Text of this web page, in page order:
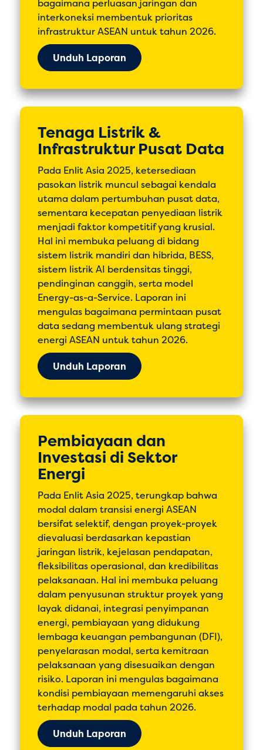
bagaimana perluasan jaringan dan
interkoneksi membentuk prioritas
infrastruktur ASEAN untuk tahun 2026.
Unduh Laporan
Tenaga Listrik &
Infrastruktur Pusat Data
Pada Enlit Asia 2025, ketersediaan
pasokan listrik muncul sebagai kendala
utama dalam pertumbuhan pusat data,
sementara kecepatan penyediaan listrik
menjadi faktor kompetitif yang krusial.
Hal ini membuka peluang di bidang
sistem listrik mandiri dan hibrida, BESS,
sistem listrik AI berdensitas tinggi,
pendinginan canggih, serta model
Energy-as-a-Service. Laporan ini
mengulas bagaimana permintaan pusat
data sedang membentuk ulang strategi
energi ASEAN untuk tahun 2026.
Unduh Laporan
Pembiayaan dan
Investasi di Sektor
Energi
Pada Enlit Asia 2025, terungkap bahwa
modal dalam transisi energi ASEAN
bersifat selektif, dengan proyek-proyek
dievaluasi berdasarkan kepastian
jaringan listrik, kejelasan pendapatan,
fleksibilitas operasional, dan kredibilitas
pelaksanaan. Hal ini membuka peluang
dalam penyusunan struktur proyek yang
layak didanai, integrasi penyimpanan
energi, pembiayaan yang didukung
lembaga keuangan pembangunan (DFI),
penyelarasan modal, serta kemitraan
pelaksanaan yang disesuaikan dengan
risiko. Laporan ini mengulas bagaimana
kondisi pembiayaan memengaruhi akses
terhadap modal pada tahun 2026.
Unduh Laporan